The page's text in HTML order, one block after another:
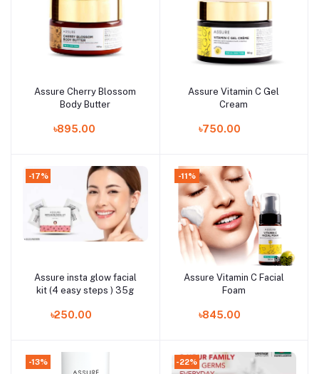
Add to cart
Assure Cherry Blossom
Body Butter
৳895.00
Add to cart
Assure Vitamin C Gel
Cream
৳750.00
-17%
Add to cart
Assure insta glow facial
kit (4 easy steps ) 35g
৳250.00
-11%
Add to cart
Assure Vitamin C Facial
Foam
৳845.00
-13% -22%